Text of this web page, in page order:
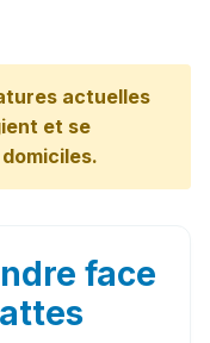
actuelles
et se
face